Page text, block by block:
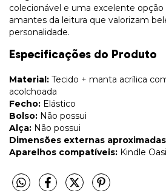
colecionável e uma excelente opção
amantes da leitura que valorizam
personalidade.
Especificações do Produto
Material: Tecido + manta acrílica
acolchoada
Fecho: Elástico
Bolso: Não possui
Alça: Não possui
Dimensões externas
Aparelhos compatíveis: Kindle